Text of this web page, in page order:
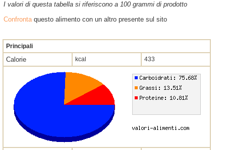
I valori di questa tabella si riferiscono a 100 grammi di prodotto
Confrontaquesto alimento con un altro presente sul sito
Principali
Calorie kcal 433